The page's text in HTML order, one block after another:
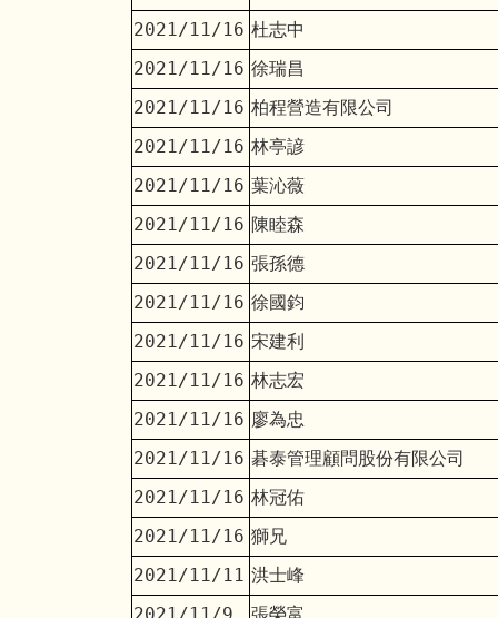
2021/11/16 杜志中
2021/11/16 徐瑞昌
2021/11/16 柏程營造有限公司
2021/11/16 林亭諺
2021/11/16 葉沁薇
2021/11/16 陳睦森
2021/11/16 張孫德
2021/11/16 徐國鈞
2021/11/16 宋建利
2021/11/16 林志宏
2021/11/16 廖為忠
2021/11/16 碁泰管理顧問股份有限公司
2021/11/16 林冠佑
2021/11/16 獅兄
2021/11/11 洪士峰